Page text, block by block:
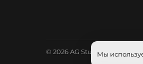
© 2026 AG Studio. Все
Мы